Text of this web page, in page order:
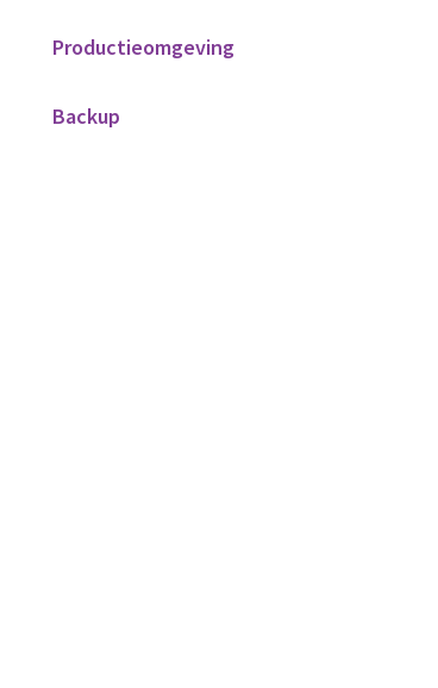
Productieomgeving
Backup